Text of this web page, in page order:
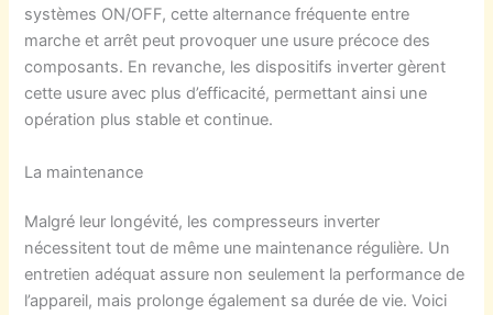
systèmes ON/OFF, cette alternance fréquente entre
marche et arrêt peut provoquer une usure précoce des
composants. En revanche, les dispositifs inverter gèrent
cette usure avec plus d’efficacité, permettant ainsi une
opération plus stable et continue.
La maintenance
Malgré leur longévité, les compresseurs inverter
nécessitent tout de même une maintenance régulière. Un
entretien adéquat assure non seulement la performance de
l’appareil, mais prolonge également sa durée de vie. Voici